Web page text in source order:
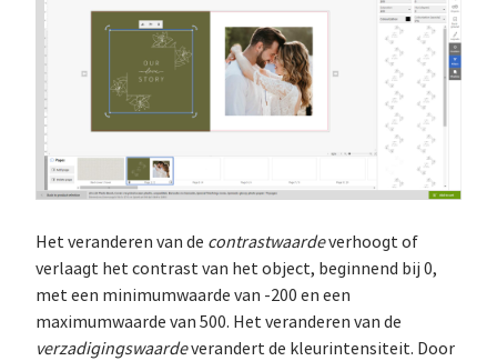
Het veranderen van de contrastwaardeverhoogt of
verlaagt het contrast van het object, beginnend bij 0,
met een minimumwaarde van -200 en een
maximumwaarde van 500. Het veranderen van de
verzadigingswaardeverandert de kleurintensiteit. Door